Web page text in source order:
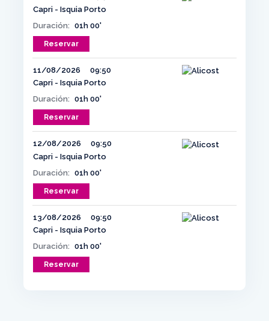
Capri - Isquia Porto
Duración: 01h 00'
Reservar
11/08/2026
09:50
Capri - Isquia Porto
Duración: 01h 00'
Reservar
12/08/2026
09:50
Capri - Isquia Porto
Duración: 01h 00'
Reservar
13/08/2026
09:50
Capri - Isquia Porto
Duración: 01h 00'
Reservar